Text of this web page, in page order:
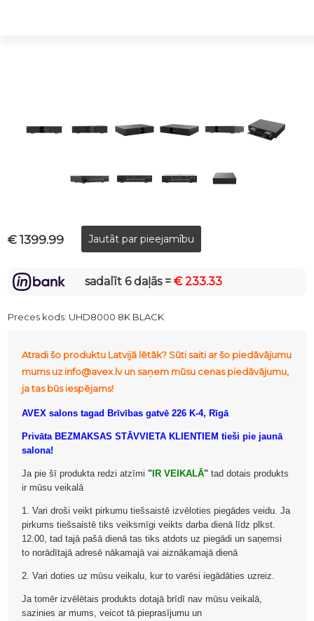
€ 1399.99
sadalīt 6 daļās =€ 233.33
Preces kods: UHD8000 8K BLACK
Atradi šo produktu Latvijā lētāk? Sūti saiti ar šo piedāvājumu
mums uz info@avex.lv un saņem mūsu cenas piedāvājumu,
ja tas būs iespējams!
AVEX salons tagad Brīvības gatvē 226 K-4, Rīgā
Privāta BEZMAKSAS STĀVVIETA KLIENTIEM tieši pie jaunā
salona!
Ja pie šī produkta redzi atzīmi " IR VEIKALĀ" tad dotais produkts
ir mūsu veikalā
1. Vari droši veikt pirkumu tiešsaistē izvēloties piegādes veidu. Ja
pirkums tiešsaistē tiks veiksmīgi veikts darba dienā līdz plkst.
12.00, tad tajā pašā dienā tas tiks atdots uz piegādi un saņemsi
to norādītajā adresē nākamajā vai aiznākamajā dienā
2. Vari doties uz mūsu veikalu, kur to varēsi iegādāties uzreiz.
Ja tomēr izvēlētais produkts dotajā brīdī nav mūsu veikalā,
sazinies ar mums, veicot tā pieprasījumu un